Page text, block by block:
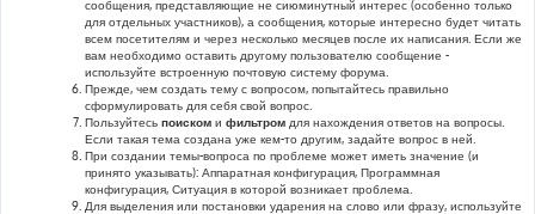
сообщения, представляющие не сиюминутный интерес (особенно только
для отдельных участников), а сообщения, которые интересно будет читать
всем посетителям и через несколько месяцев после их написания. Если же
вам необходимо оставить другому пользователю сообщение -
используйте встроенную почтовую систему форума.
Прежде, чем создать тему с вопросом, попытайтесь правильно
сформулировать для себя свой вопрос.
Пользуйтесь поиском и фильтром для нахождения ответов на вопросы.
Если такая тема создана уже кем-то другим, задайте вопрос в ней.
При создании темы-вопроса по проблеме может иметь значение (и
принято указывать): Аппаратная конфигурация, Программная
конфигурация, Ситуация в которой возникает проблема.
Для выделения или постановки ударения на слово или фразу, используйте